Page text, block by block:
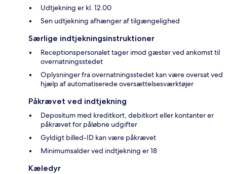
Udtjekning er kl. 12.00
Sen udtjekning afhænger af tilgængelighed
Særlige indtjekningsinstruktioner
Receptionspersonalet tager imod gæster ved ankomst til
overnatningsstedet
Oplysninger fra overnatningsstedet kan være oversat ved
hjælp af automatiserede oversættelsesværktøjer
Påkrævet ved indtjekning
Depositum med kreditkort, debitkort eller kontanter er
påkrævet for påløbne udgifter
Gyldigt billed-ID kan være påkrævet
Minimumsalder ved indtjekning er 18
Kæledyr